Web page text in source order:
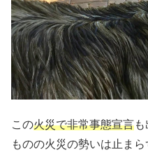
この火災で非常事態宣言
ものの火災の勢いは止ま